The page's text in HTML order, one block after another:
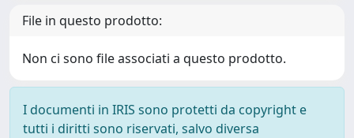
File in questo prodotto:
Non ci sono file associati a questo prodotto.
I documenti in IRIS sono protetti da copyright e
tutti i diritti sono riservati, salvo diversa